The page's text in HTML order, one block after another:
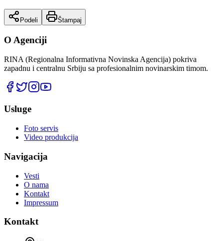
Podeli Štampaj
O Agenciji
RINA (Regionalna Informativna Novinska Agencija) pokriva
zapadnu i centralnu Srbiju sa profesionalnim novinarskim timom.
Usluge
Foto servis
Video produkcija
Navigacija
Vesti
O nama
Kontakt
Impressum
Kontakt